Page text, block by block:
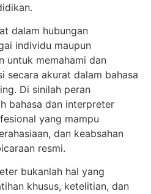
dalam hubungan
individu maupun
untuk memahami dan
secara akurat dalam bahasa
Di sinilah peran
bahasa dan interpreter
yang mampu
dan keabsahan
resmi.
bukanlah hal yang
khusus, ketelitian, dan